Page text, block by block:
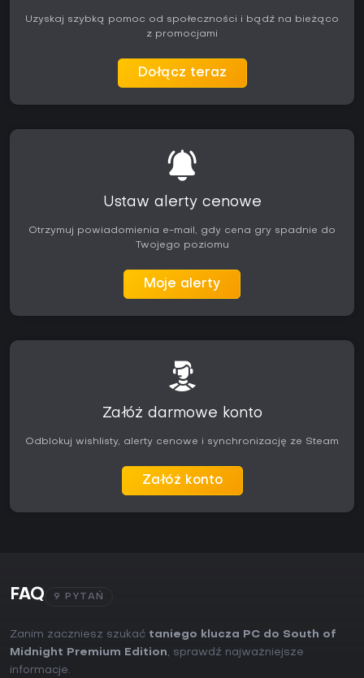
Uzyskaj szybką pomoc od społeczności i bądź na bieżąco
z promocjami
Dołącz teraz
Ustaw alerty cenowe
Otrzymuj powiadomienia e-mail, gdy cena gry spadnie do
Twojego poziomu
Moje alerty
Załóż darmowe konto
Odblokuj wishlisty, alerty cenowe i synchronizację ze Steam
Załóż konto
FAQ 9 PYTAŃ
Zanim zaczniesz szukać taniego klucza PC do South of
Midnight Premium Edition, sprawdź najważniejsze
informacje.